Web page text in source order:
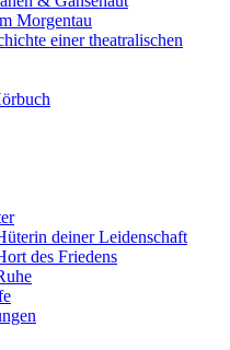
Morgentau
einer theatralischen
deiner Leidenschaft
des Friedens